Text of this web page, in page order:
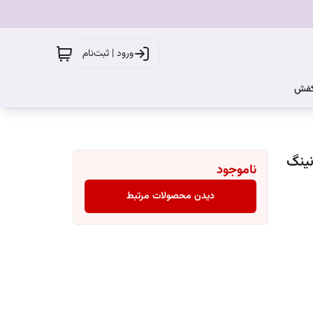
ورود | ثبت‌نام
ناموجود
دیدن محصولات مرتبط